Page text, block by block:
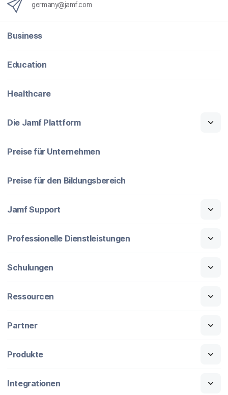
germany@jamf.com
Business
Education
Healthcare
Die Jamf Plattform
Preise für Unternehmen
Preise für den Bildungsbereich
Jamf Support
Professionelle Dienstleistungen
Schulungen
Ressourcen
Partner
Produkte
Integrationen